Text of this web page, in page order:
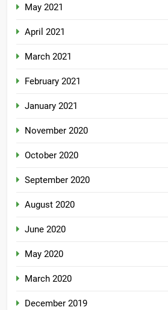
May 2021
April 2021
March 2021
February 2021
January 2021
November 2020
October 2020
September 2020
August 2020
June 2020
May 2020
March 2020
December 2019